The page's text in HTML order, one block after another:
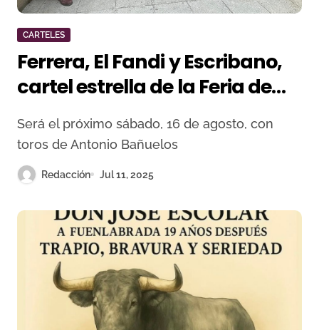
CARTELES
Ferrera, El Fandi y Escribano,
cartel estrella de la Feria de
Baeza con toros de Bañuelos
Será el próximo sábado, 16 de agosto, con
toros de Antonio Bañuelos
Redacción Jul 11, 2025